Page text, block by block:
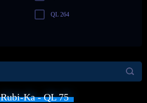
QL 264
Rubi-Ka - QL 75